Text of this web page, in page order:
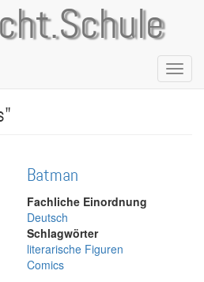
Batman
Fachliche Einordnung
Deutsch
Schlagwörter
literarische Figuren
Comics